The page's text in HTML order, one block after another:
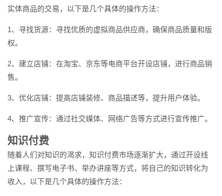
实体商品的交易，以下是几个具体的操作方法：
1、寻找货源：寻找优质的虚拟商品供应商，确保商品质量和版
权。
2、建立店铺：在淘宝、京东等电商平台开设店铺，进行商品销
售。
3、优化店铺：提高店铺装修、商品描述等，提升用户体验。
4、推广宣传：通过社交媒体、网络广告等方式进行宣传推广。
知识付费
随着人们对知识的渴求，知识付费市场逐渐扩大，通过开设线
上课程、撰写电子书、举办讲座等方式，将自己的知识转化为
收入，以下是几个具体的操作方法：